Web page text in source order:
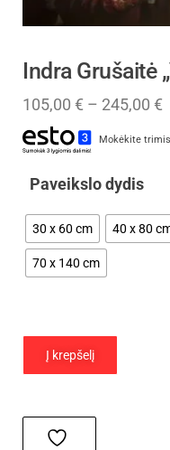
Indra Grušaitė
105,00 € – 245,00 €
Mokėkite
Paveikslo dydis
30 x 60 cm 40 x 80
70 x 140 cm
Į krepšelį